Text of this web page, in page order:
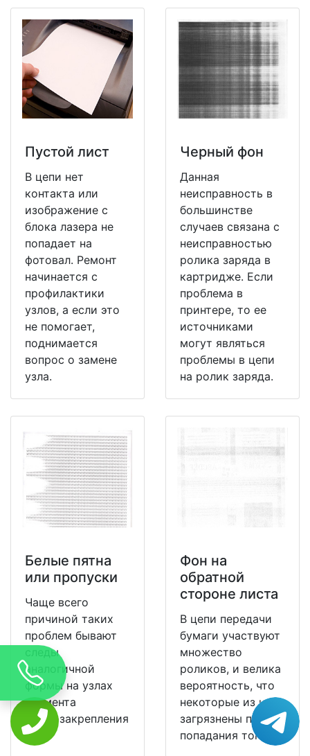
Пустой лист
В цепи нет
контакта или
изображение с
блока лазера не
попадает на
фотовал. Ремонт
начинается с
профилактики
узлов, а если это
не помогает,
поднимается
вопрос о замене
узла.
Черный фон
Данная
неисправность в
большинстве
случаев связана с
неисправностью
ролика заряда в
картридже. Если
проблема в
принтере, то ее
источниками
могут являться
проблемы в цепи
на ролик заряда.
Белые пятна
или пропуски
Чаще всего
причиной таких
проблем бывают
следы
аналогичной
формы на узлах
элемента
термозакрепления
.
Фон на
обратной
стороне листа
В цепи передачи
бумаги участвуют
множество
роликов, и велика
вероятность, что
некоторые из них
загрязнены после
попадания тонера.